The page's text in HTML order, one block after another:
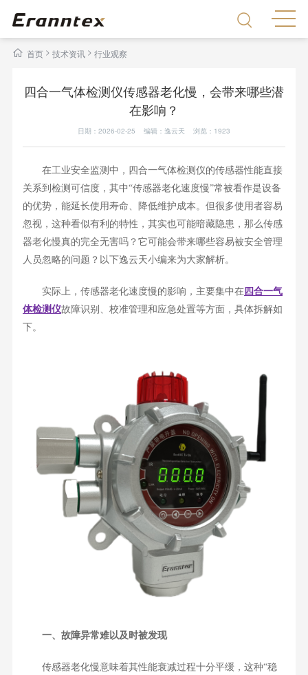
首页> 技术资讯 > 行业观察
四合一气体检测仪传感器老化慢，会带来哪些潜
在影响？
日期：2026-02-25 编辑：逸云天 浏览： 1923
在工业安全监测中，四合一气体检测仪的传感器性能直接
关系到检测可信度，其中“传感器老化速度慢”常被看作是设备
的优势，能延长使用寿命、降低维护成本。但很多使用者容易
忽视，这种看似有利的特性，其实也可能暗藏隐患，那么传感
器老化慢真的完全无害吗？它可能会带来哪些容易被安全管理
人员忽略的问题？以下逸云天小编来为大家解析。
实际上，传感器老化速度慢的影响，主要集中在四合一气
体检测仪故障识别、校准管理和应急处置等方面，具体拆解如
下。
一、故障异常难以及时被发现
传感器老化慢意味着其性能衰减过程十分平缓，这种“稳